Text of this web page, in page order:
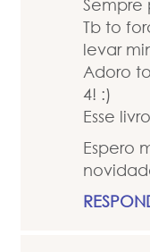
Sempre
Tb to
levar
Adoro
4! :)
Esse
Espero